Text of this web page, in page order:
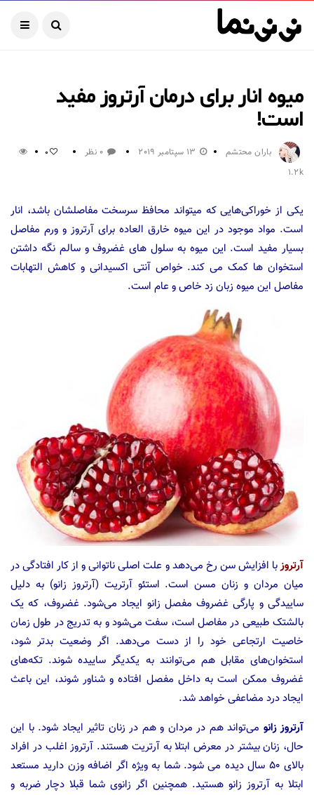
میوه انار برای درمان آرتروز مفید
است!
باران محتشم 13 سپتامبر 2019 0 نظر 0
1.2k
یکی از خوراکی‌هایی که میتواند محافظ سرسخت مفاصلشان باشد، انار
است. مواد موجود در این میوه خارق العاده برای آرتروز و ورم مفاصل
بسیار مفید است. این میوه به سلول های غضروف و سالم نگه داشتن
استخوان ها کمک می کند. خواص آنتی اکسیدانی و کاهش التهابات
مفاصل این میوه زبان زد خاص و عام است.
آرتروزبا افزایش سن رخ می‌دهد و علت اصلی ناتوانی و از کار افتادگی در
میان مردان و زنان مسن است. استئو آرتریت (آرتروز زانو) به دلیل
ساییدگی و پارگی غضروف مفصل زانو ایجاد می‌شود. غضروف، که یک
بالشتک طبیعی در مفاصل است، سفت می‌شود و به تدریج در طول زمان
خاصیت ارتجاعی خود را از دست می‌دهد. اگر وضعیت بدتر شود،
استخوان‌های مقابل هم می‌توانند به یکدیگر ساییده شوند. تکه‌های
غضروف ممکن است به داخل مفصل افتاده و شناور شوند، این باعث
ایجاد درد مضاعفی خواهد شد.
آرتروز زانو می‌تواند هم در مردان و هم در زنان تاثیر ایجاد شود. با این
حال، زنان بیشتر در معرض ابتلا به آرتریت هستند. آرتروز اغلب در افراد
بالای ۵۰ سال دیده می شود. شما به ویژه اگر اضافه وزن دارید مستعد
ابتلا به آرتروز زانو هستید. همچنین اگر زانوی شما قبلا دچار ضربه و